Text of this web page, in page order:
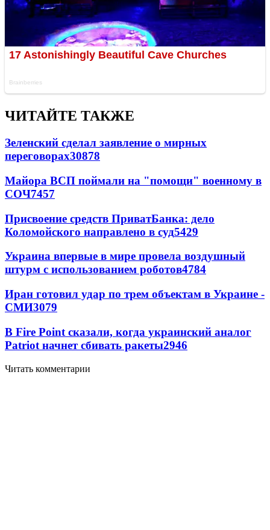
ЧИТАЙТЕ ТАКЖЕ
Зеленский сделал заявление о мирных
переговорах30878
Майора ВСП поймали на "помощи" военному в
СОЧ7457
Присвоение средств ПриватБанка: дело
Коломойского направлено в суд5429
Украина впервые в мире провела воздушный
штурм с использованием роботов4784
Иран готовил удар по трем объектам в Украине -
СМИ3079
В Fire Point сказали, когда украинский аналог
Patriot начнет сбивать ракеты2946
Читать комментарии